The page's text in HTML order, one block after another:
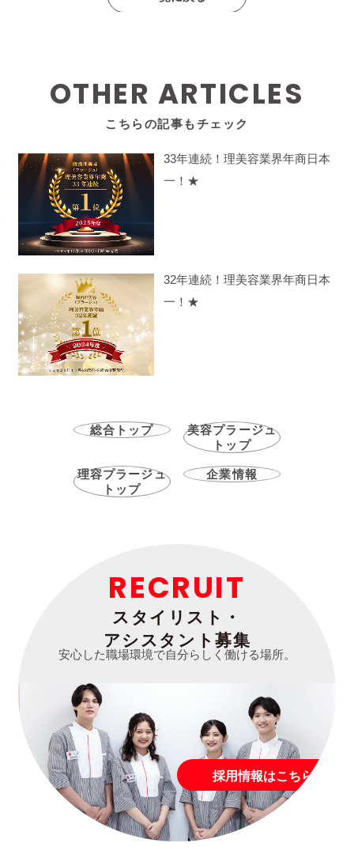
OTHER ARTICLES
こちらの記事もチェック
33年連続！理美容業界年商日本
一！★
32年連続！理美容業界年商日本
一！★
総合トップ
美容プラージュ
トップ
理容プラージュ
トップ
企業情報
RECRUIT
スタイリスト・
アシスタント募集
安心した職場環境で自分らしく働ける場所。
採用情報はこちら